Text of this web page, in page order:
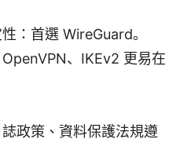
：首選 WireGuard。
、IKEv2 更易在
政策、資料保護法規遵